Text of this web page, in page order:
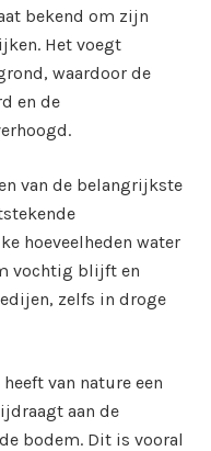
bekend om zijn
Het voegt
waardoor de
en de
van de belangrijkste
hoeveelheden water
vochtig blijft en
zelfs in droge
heeft van nature een
aan de
bodem. Dit is vooral